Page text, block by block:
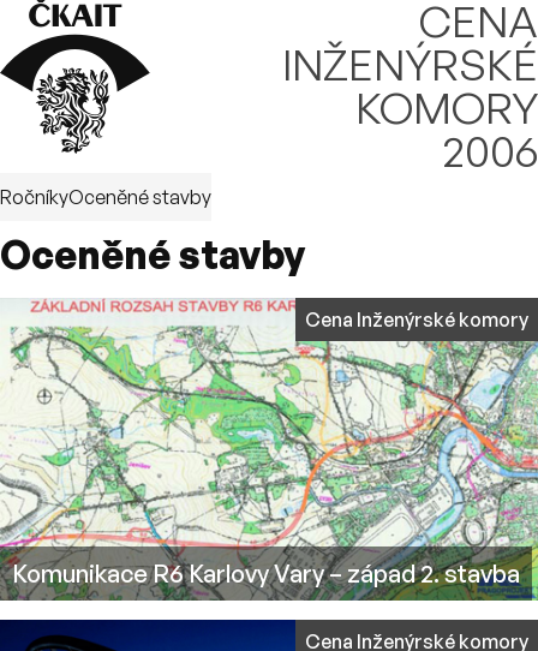
CENA
INŽENÝRSKÉ
KOMORY
2006
⌂
RočníkyOceněné stavby
Oceněné stavby
Komunikace R6 Karlovy Vary – západ 2. stavba
Cena Inženýrské komory
Cena Inženýrské komory